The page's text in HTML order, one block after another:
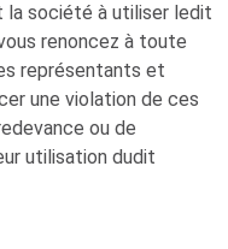
société à utiliser ledit
renoncez à toute
représentants et
une violation de ces
ou de
utilisation dudit